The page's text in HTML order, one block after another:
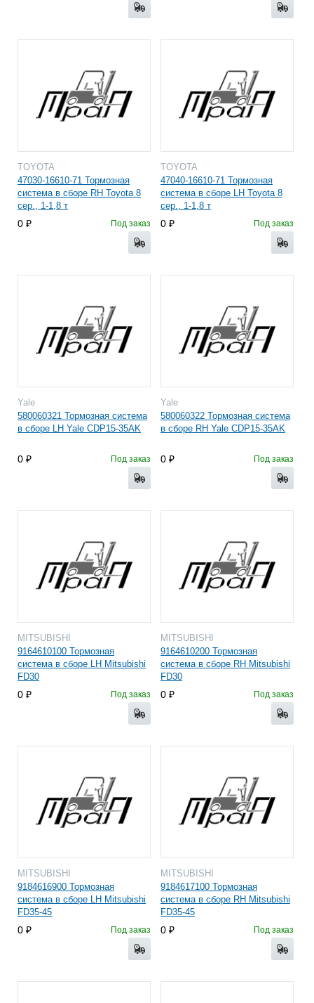
TOYOTA
47030-16610-71 Тормозная
система в сборе RH Toyota 8
сер., 1-1,8 т
0 Под заказ
TOYOTA
47040-16610-71 Тормозная
система в сборе LH Toyota 8
сер., 1-1,8 т
0 Под заказ
Yale
580060321 Тормозная система
в сборе LH Yale CDP15-35AK
0 Под заказ
Yale
580060322 Тормозная система
в сборе RH Yale CDP15-35AK
0 Под заказ
MITSUBISHI
9164610100 Тормозная
система в сборе LH Mitsubishi
FD30
0 Под заказ
MITSUBISHI
9164610200 Тормозная
система в сборе RH Mitsubishi
FD30
0 Под заказ
MITSUBISHI
9184616900 Тормозная
система в сборе LH Mitsubishi
FD35-45
0 Под заказ
MITSUBISHI
9184617100 Тормозная
система в сборе RH Mitsubishi
FD35-45
0 Под заказ